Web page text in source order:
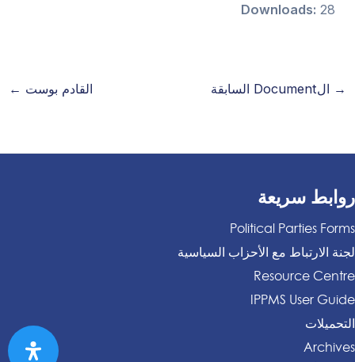
Downloads: 28
→ الDocument السابقة القادم بوست ←
روابط سريعة
Political Parties Forms
لجنة الارتباط مع الأحزاب السياسية
Resource Centre
IPPMS User Guide
التحميلات
Archives